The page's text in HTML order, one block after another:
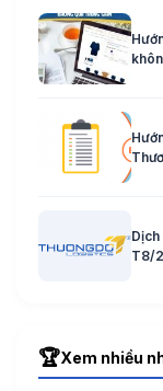
T8/
🏆Xem nhiều